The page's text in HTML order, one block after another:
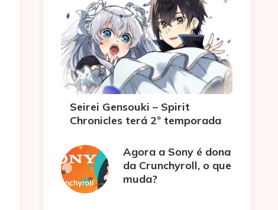
Seirei Gensouki – Spirit
Chronicles terá 2º temporada
Agora a Sony é dona
da Crunchyroll, o que
muda?